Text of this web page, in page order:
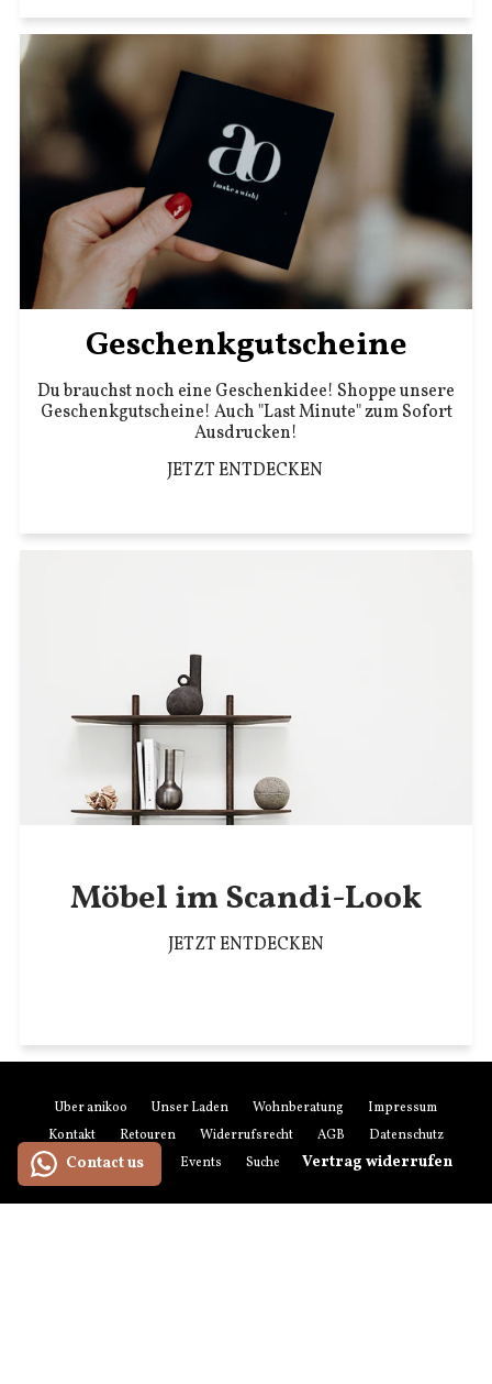
Geschenkgutscheine
Du brauchst noch eine Geschenkidee! Shoppe unsere
Geschenkgutscheine! Auch "Last Minute" zum Sofort
Ausdrucken!
JETZT ENTDECKEN
Möbel im Scandi-Look
JETZT ENTDECKEN
Über anikoo Unser Laden Wohnberatung
Impressum
Kontakt
Retouren Widerrufsrecht AGB
Datenschutz
Zahlung & Versand
Events Suchen Newsletter-Anmeldung
Vertrag widerrufen
Contact us